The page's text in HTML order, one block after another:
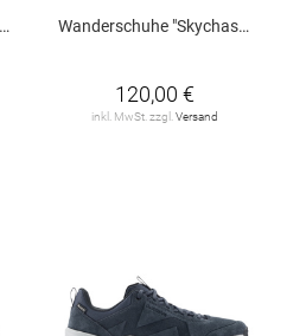
Wanderschuhe "Skychaser AX5 GTX"
120,00 €
inkl. MwSt. zzgl. Versand